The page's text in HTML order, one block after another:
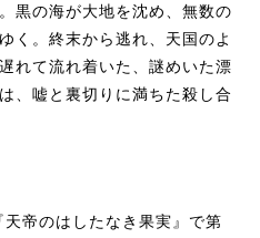
黒の海が大地を沈め、無数の
く。終末から逃れ、天国のよ
れて流れ着いた、謎めいた漂
、嘘と裏切りに満ちた殺し合
帝のはしたなき果実』で第